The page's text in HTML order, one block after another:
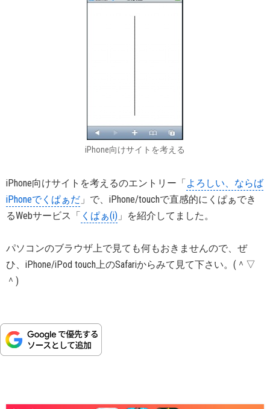
iPhone向けサイトを考える
iPhone向けサイトを考えるのエントリー「よろしい、ならば
iPhoneでくぱぁだ 」で、iPhone/touchで直感的にくぱぁでき
るWebサービス「 くぱぁ(i) 」を紹介してました。
パソコンのブラウザ上で見ても何もおきませんので、ぜ
ひ、iPhone/iPod touch上のSafariからみて見て下さい。(＾▽
＾)